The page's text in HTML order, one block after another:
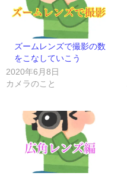
ズームレンズで撮影の数
をこなしていこう
2020年6月8日
カメラのこと